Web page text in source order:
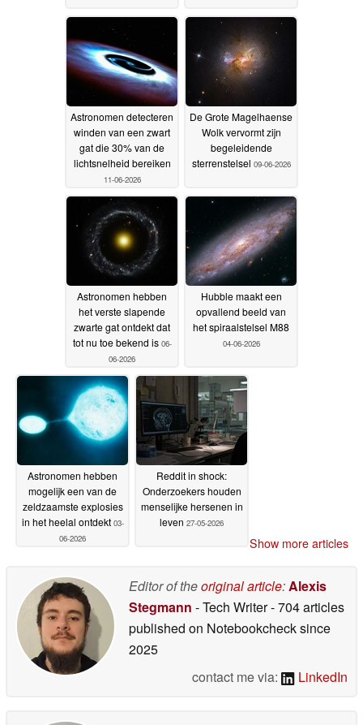
Astronomen detecteren
winden van een zwart
gat die 30% van de
lichtsnelheid bereiken
11-06-2026
De Grote Magelhaense
Wolk vervormt zijn
begeleidende
sterrenstelsel 09-06-2026
Astronomen hebben
het verste slapende
zwarte gat ontdekt dat
tot nu toe bekend is 06-
06-2026
Hubble maakt een
opvallend beeld van
het spiraalstelsel M88
04-06-2026
Astronomen hebben
mogelijk een van de
zeldzaamste explosies
in het heelal ontdekt 03-
06-2026
Reddit in shock:
Onderzoekers houden
menselijke hersenen in
leven 27-05-2026
Show more articles
Editor of theoriginal article:Alexis
Stegmann - Tech Writer- 704 articles
published on Notebookchecksince
2025
contact me via:
LinkedIn